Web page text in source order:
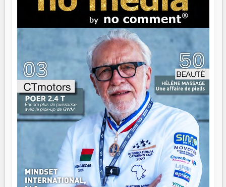
brûle fort — et parfois, ça brûle vite. Une flamme sans
direction peut éclairer autant qu'elle peut consumer. C'est
là que les aînés entrent en scène — pas pour reprendre le
gouvernail, mais pour montrer où sont les récifs. Les jeunes
ont la force, les vieux ont l'expérience, comme on dit. Ce
n'est pas un combat de générations — c'est une question
d'équipage. Partagez vos réussites, mais aussi vos échecs.
Surtout vos échecs, d'ailleurs — ils enseignent mieux que
n'importe quel manuel. À Madagascar, la barque avance.
Il faut juste s'assurer que tout le monde rame dans le
même sens.